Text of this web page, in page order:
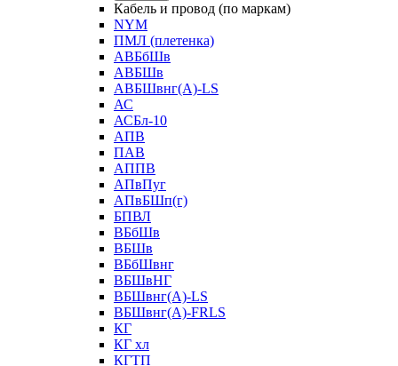
Кабель и провод (по маркам)
NYM
ПМЛ (плетенка)
АВБбШв
АВБШв
АВБШвнг(А)-LS
АС
АСБл-10
АПВ
ПАВ
АППВ
АПвПуг
АПвБШп(г)
БПВЛ
ВБбШв
ВБШв
ВБбШвнг
ВБШвНГ
ВБШвнг(А)-LS
ВБШвнг(А)-FRLS
КГ
КГ хл
КГТП